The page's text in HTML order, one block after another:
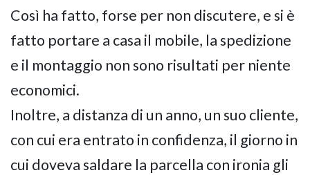
Così ha fatto, forse per non discutere, e si è
fatto portare a casa il mobile, la spedizione
e il montaggio non sono risultati per niente
economici.
Inoltre, a distanza di un anno, un suo cliente,
con cui era entrato in confidenza, il giorno in
cui doveva saldare la parcella con ironia gli